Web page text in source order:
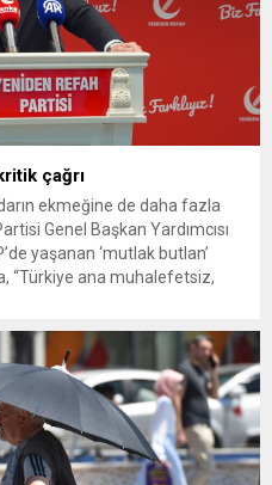
çağrı
ekmeğine de daha fazla
Genel Başkan Yardımcısı
yaşanan ‘mutlak butlan’
“Türkiye ana muhalefetsiz,